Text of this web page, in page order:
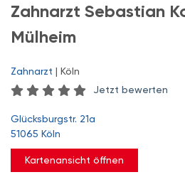
Zahnarzt Sebastian
Mülheim
Zahnarzt | Köln
Jetzt bewerten
Glücksburgstr. 21a
51065 Köln
Kartenansicht öffnen